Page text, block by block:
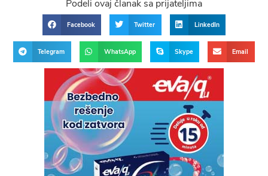
Podeli ovaj članak sa prijateljima
Facebook Twitter LinkedIn
Telegram WhatsApp Skype Email